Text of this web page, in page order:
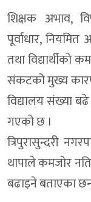
शिक्षक अभाव,
पूर्वाधार,
तथा विद्यार्थीको
संकटको मुख्य
विद्यालय संख्या
गएको छ ।
त्रिपुरासुन्दरी
थापाले कमजोर
बढाइने बताएका